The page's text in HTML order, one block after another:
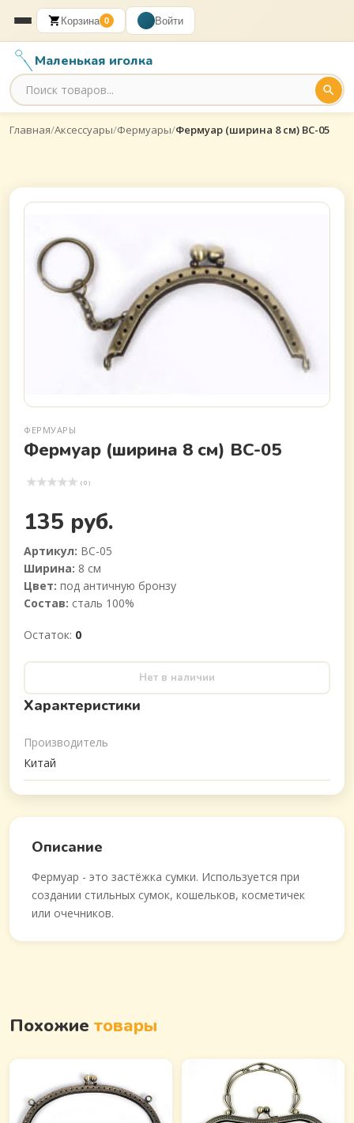
Корзина 0 Войти
Маленькая иголка
Главная/Аксессуары/Фермуары/Фермуар (ширина 8 см) BC-05
ФЕРМУАРЫ
Фермуар (ширина 8 см) BC-05
( 0 )
135 руб.
Артикул: BC-05
Ширина: 8 см
Цвет: под античную бронзу
Состав: сталь 100%
Остаток: 0
Нет в наличии
Характеристики
Производитель
Китай
Описание
Фермуар - это застёжка сумки. Используется при
создании стильных сумок, кошельков, косметичек
или очечников.
Похожие товары